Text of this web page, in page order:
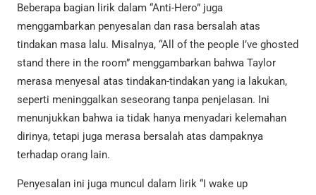
Beberapa bagian lirik dalam “Anti-Hero” juga
menggambarkan penyesalan dan rasa bersalah atas
tindakan masa lalu. Misalnya, “All of the people I’ve ghosted
stand there in the room” menggambarkan bahwa Taylor
merasa menyesal atas tindakan-tindakan yang ia lakukan,
seperti meninggalkan seseorang tanpa penjelasan. Ini
menunjukkan bahwa ia tidak hanya menyadari kelemahan
dirinya, tetapi juga merasa bersalah atas dampaknya
terhadap orang lain.
Penyesalan ini juga muncul dalam lirik “I wake up